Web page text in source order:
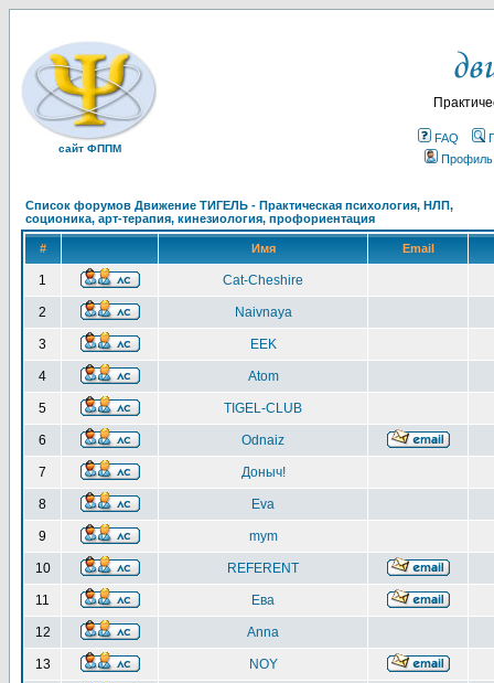
сайт ФППМ
FAQ
Профиль
Список форумов Движение ТИГЕЛЬ - Практическая психология, НЛП,
соционика, арт-терапия, кинезиология, профориентация
# Имя Email
1 Cat-Cheshire
2 Naivnaya
3 EEK
4 Atom
5 TIGEL-CLUB
6 Odnaiz
7 Доныч!
8 Eva
9 mym
10 REFERENT
11 Ева
12 Anna
13 NOY